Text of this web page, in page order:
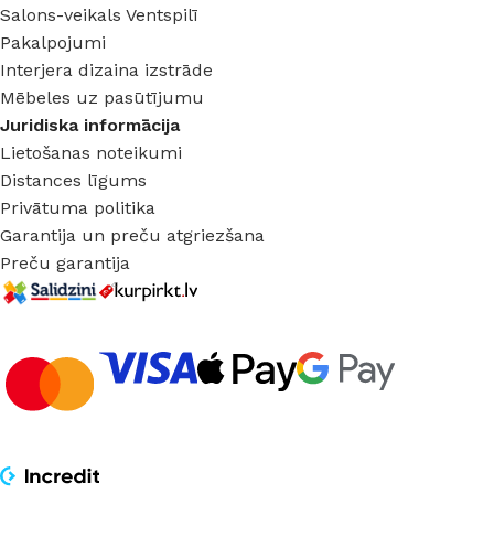
Salons-veikals Ventspilī
Pakalpojumi
Interjera dizaina izstrāde
Mēbeles uz pasūtījumu
Juridiska informācija
Lietošanas noteikumi
Distances līgums
Privātuma politika
Garantija un preču atgriezšana
Preču garantija